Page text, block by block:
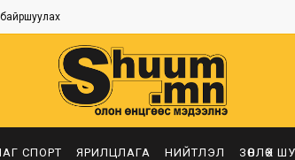
СПОРТ ЯРИЛЦЛАГА НИЙТЛЭЛ ЗӨВЛӨХ